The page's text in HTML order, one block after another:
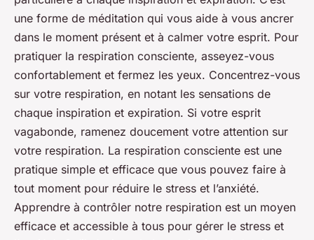
une forme de méditation qui vous aide à vous ancrer
dans le moment présent et à calmer votre esprit. Pour
pratiquer la respiration consciente, asseyez-vous
confortablement et fermez les yeux. Concentrez-vous
sur votre respiration, en notant les sensations de
chaque inspiration et expiration. Si votre esprit
vagabonde, ramenez doucement votre attention sur
votre respiration. La respiration consciente est une
pratique simple et efficace que vous pouvez faire à
tout moment pour réduire le stress et l’anxiété.
Apprendre à contrôler notre respiration est un moyen
efficace et accessible à tous pour gérer le stress et